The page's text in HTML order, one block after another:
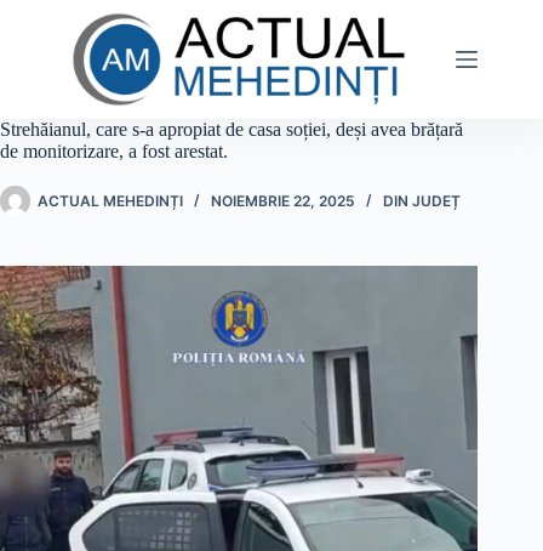
Strehăianul, care s-a apropiat de casa soției, deși avea brățară
de monitorizare, a fost arestat.
ACTUAL MEHEDINȚI NOIEMBRIE 22, 2025 DIN JUDEȚ